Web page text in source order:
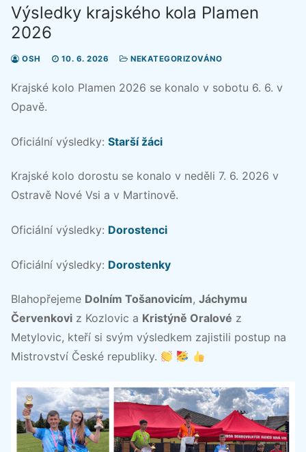
Výsledky krajského kola Plamen
2026
OSH 10. 6. 2026 NEKATEGORIZOVÁNO
Krajské kolo Plamen 2026 se konalo v sobotu 6. 6. v
Opavě.
Oficiální výsledky: Starší žáci
Krajské kolo dorostu se konalo v neděli 7. 6. 2026 v
Ostravě Nové Vsi a v Martinově.
Oficiální výsledky: Dorostenci
Oficiální výsledky: Dorostenky
Blahopřejeme Dolním Tošanovicím, Jáchymu
Červenkovi z Kozlovic a Kristýně Oralové z
Metylovic, kteří si svým výsledkem zajistili postup na
Mistrovství České republiky.